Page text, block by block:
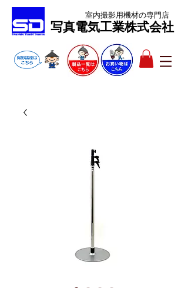
​写真電気工業株式会社
室内撮影用機材の専門店